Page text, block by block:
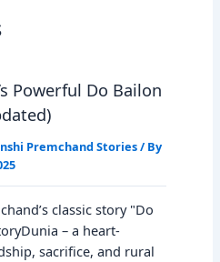
Powerful Do Bailon
Premchand Stories/ By
classic story "Do
– a heart-
sacrifice, and rural